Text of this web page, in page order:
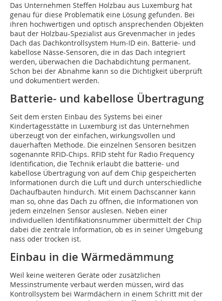
Das Unternehmen Steffen Holzbau aus Luxemburg hat
genau für diese Problematik eine Lösung gefunden. Bei
ihren hochwertigen und optisch ansprechenden Objekten
baut der Holzbau-Spezialist aus Grevenmacher in jedes
Dach das Dachkontrollsystem Hum-ID ein. Batterie- und
kabellose Nässe-Sensoren, die in das Dach integriert
werden, überwachen die Dachabdichtung permanent.
Schon bei der Abnahme kann so die Dichtigkeit überprüft
und dokumentiert werden.
Batterie- und kabellose Übertragung
Seit dem ersten Einbau des Systems bei einer
Kindertagesstätte in Luxemburg ist das Unternehmen
überzeugt von der einfachen, wirkungsvollen und
dauerhaften Methode. Die einzelnen Sensoren besitzen
sogenannte RFID-Chips. RFID steht für Radio Frequency
Identification, die Technik erlaubt die batterie- und
kabellose Übertragung von auf dem Chip gespeicherten
Informationen durch die Luft und durch unterschiedliche
Dachaufbauten hindurch. Mit einem Dachscanner kann
man so, ohne das Dach zu öffnen, die Informationen von
jedem einzelnen Sensor auslesen. Neben einer
individuellen Identifikationsnummer übermittelt der Chip
dabei die zentrale Information, ob es in seiner Umgebung
nass oder trocken ist.
Einbau in die Wärmedämmung
Weil keine weiteren Geräte oder zusätzlichen
Messinstrumente verbaut werden müssen, wird das
Kontrollsystem bei Warmdächern in einem Schritt mit der